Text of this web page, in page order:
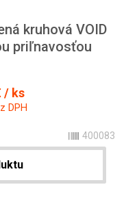
kruhová VOID
priľnavosťou
/ ks
DPH
400083